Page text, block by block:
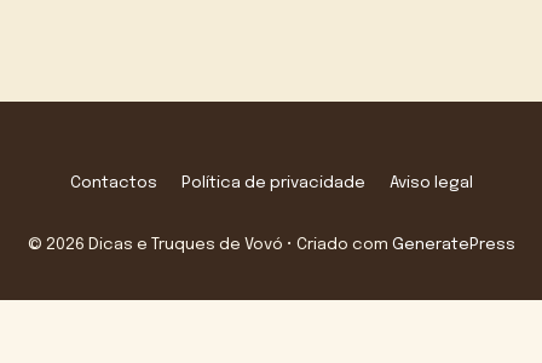
Contactos Política de privacidade Aviso legal
© 2026 Dicas e Truques de Vovó • Criado com GeneratePress